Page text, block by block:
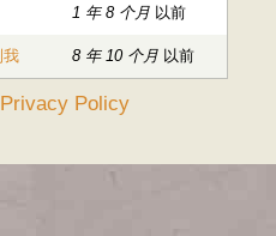
1 年 8 个月 以前
我 8 年 10 个月 以前
Privacy Policy